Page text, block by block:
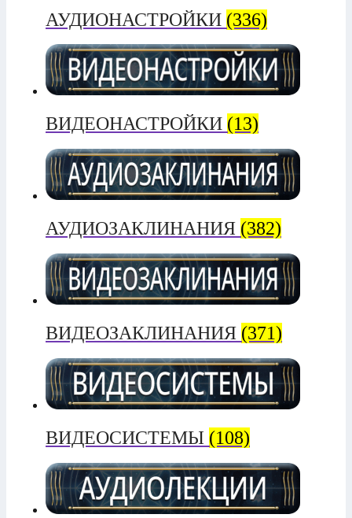
АУДИОНАСТРОЙКИ (336)
ВИДЕОНАСТРОЙКИ (13)
АУДИОЗАКЛИНАНИЯ (382)
ВИДЕОЗАКЛИНАНИЯ (371)
ВИДЕОСИСТЕМЫ (108)